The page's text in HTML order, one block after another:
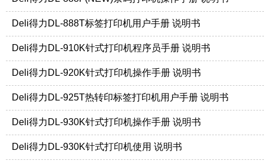
Deli得力DL-888T标签打印机用户手册 说明书
Deli得力DL-910K针式打印机程序员手册 说明书
Deli得力DL-920K针式打印机操作手册 说明书
Deli得力DL-925T热转印标签打印机用户手册 说明书
Deli得力DL-930K针式打印机操作手册 说明书
Deli得力DL-930K针式打印机使用 说明书